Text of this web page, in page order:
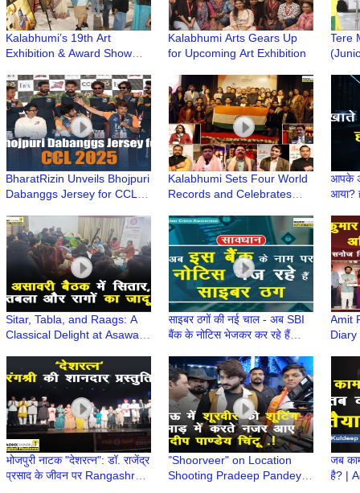
Kalabhumi’s 19th Art
Exhibition & Award Show
Dwarka
Kalabhumi Arts Gears Up
for Upcoming Art Exhibition
Tere
BharatRizin Unveils Bhojpuri
Dabanggs Jersey for CCL
February 8
Kalabhumi Sets Four World
Records and Celebrates
India'
आपके
आया?
Sitar, Tabla, and Raags: A
Classical Delight at Asawari
साइबर ठगों की नई चाल - अब SBI
बैंक के नोटिस भेजकर कर रहे हैं
Awareness
Amit
भोजपुरी नाटक "देशरत्न": डॉ. राजेंद्र
प्रसाद के जीवन पर Rangashree
"Shoorveer" on Location
Shooting Pradeep Pandey
जब
है? |